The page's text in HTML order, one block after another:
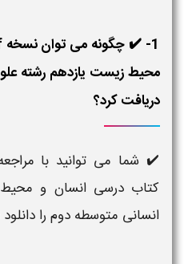
محیط زیست یازدهم رشته
دریافت کرد؟
کتاب درسی انسان و
انسانی متوسطه دوم را دانلود